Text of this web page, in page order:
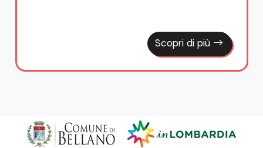
Scopri di più